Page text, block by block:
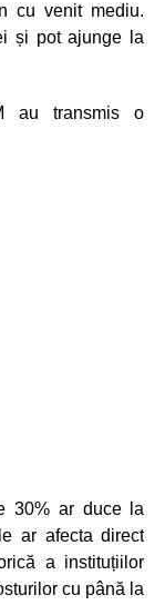
cu venit mediu.
și pot ajunge la
au transmis o
30% ar duce la
ar afecta direct
a instituțiilor
cu până la